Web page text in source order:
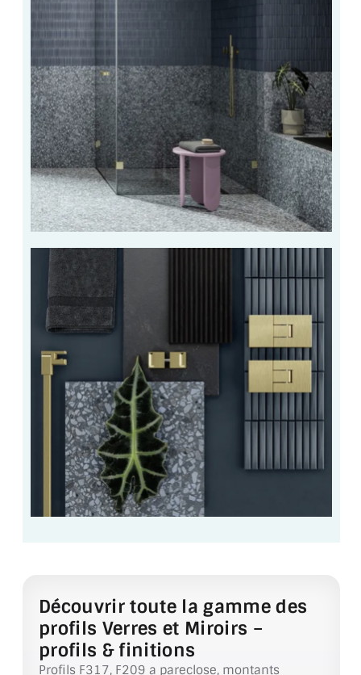
VERRE LAQUÉ/CRÉDENCE
VERRE FEUILLETÉ/TREMPÉ
DALLE DE SOL EN VERRE
PORTE EN VERRE
GARDE CORPS EN VERRE
VERRIÈRE TYPE ATELIER
PLEXIGLAS PMMA
DOUBLE VITRAGE
ACCESSOIRES & QUINCAILLERIE
CATALOGUE DE PROFILS ET FIXATION DU
VERRE
LES FIXATIONS POUR MIROIR
LES PROFILS PAROI DE VERRE
VITRINE EN VERRE
LES CHARNIÈRES DE PORTE EN VERRE
BOUTONS ET POIGNÉES
Découvrir toute la gamme des
profils Verres et Miroirs –
profils & finitions
Profils F317, F209 a pareclose, montants